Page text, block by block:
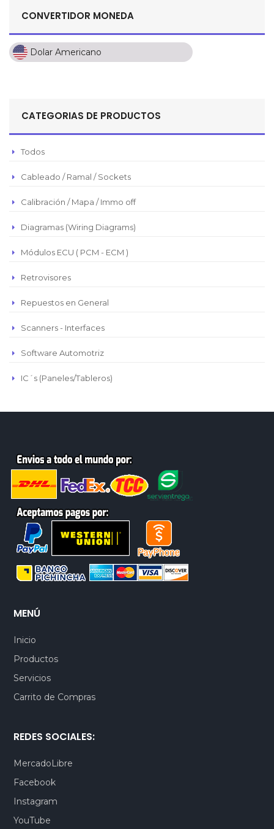
CONVERTIDOR MONEDA
Dolar Americano
Dolar Americano
Pesos Mexicanos
Euro
Real Brasilero
CATEGORIAS DE PRODUCTOS
Todos
Cableado / Ramal / Sockets
Calibración / Mapa / Immo off
Diagramas (Wiring Diagrams)
Módulos ECU ( PCM - ECM )
Retrovisores
Repuestos en General
Scanners - Interfaces
Software Automotriz
IC´s (Paneles/Tableros)
MENÚ
Inicio
Productos
Servicios
Carrito de Compras
REDES SOCIALES:
MercadoLibre
Facebook
Instagram
YouTube